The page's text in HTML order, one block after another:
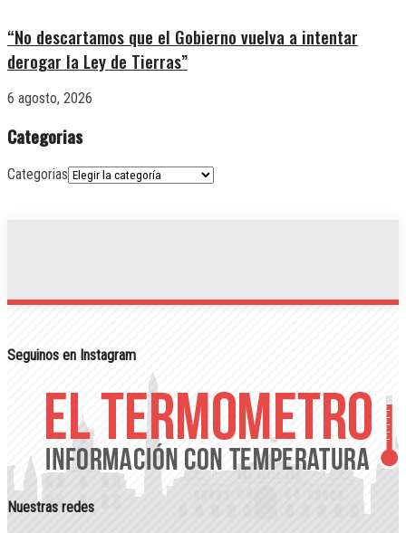
“No descartamos que el Gobierno vuelva a intentar
derogar la Ley de Tierras”
6 agosto, 2026
Categorias
Categorias
Seguinos en Instagram
Nuestras redes